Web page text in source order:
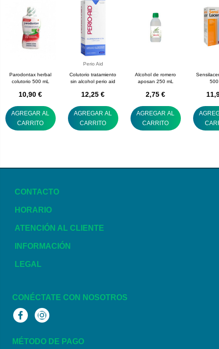
Parodontax herbal
colutorio 500 mL
10,90 €
AGREGAR AL
CARRITO
Perio Aid
Colutorio tratamiento
sin alcohol perio aid
12,25 €
AGREGAR AL
CARRITO
Alcohol de romero
aposan 250 mL
2,75 €
AGREGAR AL
CARRITO
500
CONTACTO
HORARIO
ATENCIÓN AL CLIENTE
INFORMACIÓN
LEGAL
CONÉCTATE CON NOSOTROS
FacebookInstagram
MÉTODO DE PAGO